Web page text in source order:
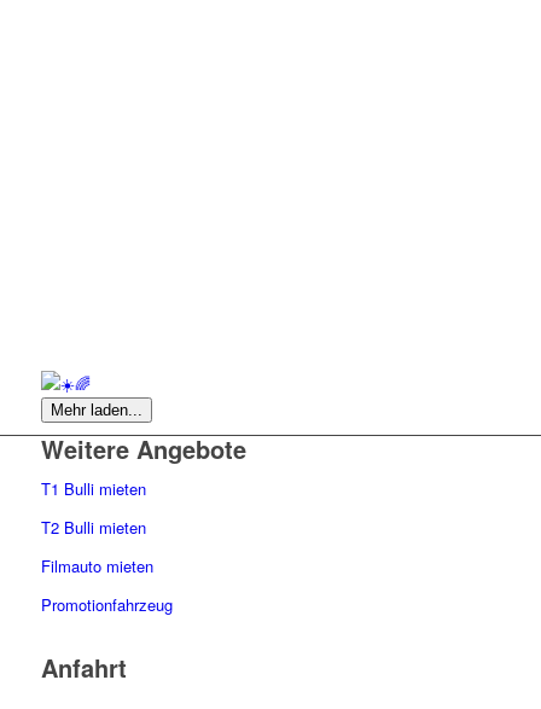
Mehr laden...
Weitere Angebote
T1 Bulli mieten
T2 Bulli mieten
Filmauto mieten
Promotionfahrzeug
Anfahrt